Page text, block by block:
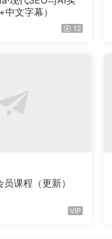
文字幕）
12
课程（更新）
VIP